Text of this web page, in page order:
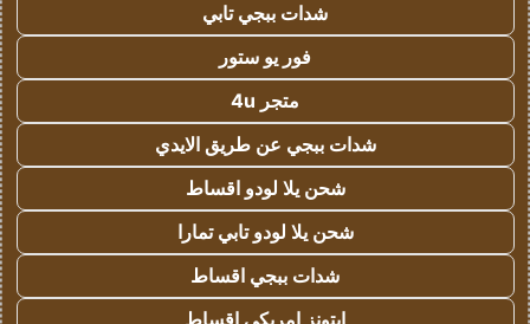
شدات ببجي تابي
فور يو ستور
متجر 4u
شدات ببجي عن طريق الايدي
شحن يلا لودو اقساط
شحن يلا لودو تابي تمارا
شدات ببجي اقساط
ايتونز امريكي اقساط